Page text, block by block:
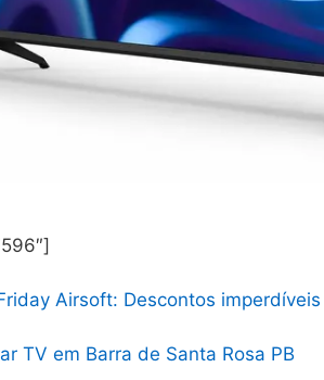
Airsoft: Descontos
TV em Barra de Santa Rosa PB